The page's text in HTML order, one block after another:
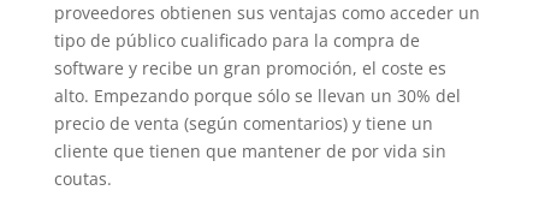
proveedores obtienen sus ventajas como acceder un
tipo de público cualificado para la compra de
software y recibe un gran promoción, el coste es
alto. Empezando porque sólo se llevan un 30% del
precio de venta (según comentarios) y tiene un
cliente que tienen que mantener de por vida sin
coutas.